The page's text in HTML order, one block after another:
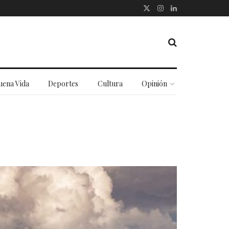
Vida Deportes Cultura Opinión